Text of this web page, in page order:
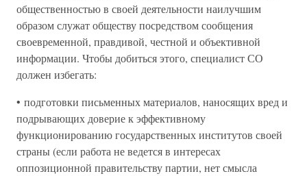
общественностью в своей деятельности наилучшим
образом служат обществу посредством сообщения
своевременной, правдивой, честной и объективной
информации. Чтобы добиться этого, специалист СО
должен избегать:
• подготовки письменных материалов, наносящих вред и
подрывающих доверие к эффективному
функционированию государственных институтов своей
страны (если работа не ведется в интересах
оппозиционной правительству партии, нет смысла